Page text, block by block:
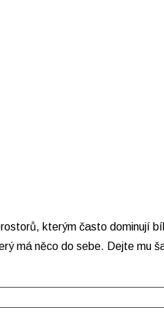
kterým často dominují
má něco do sebe. Dejte mu